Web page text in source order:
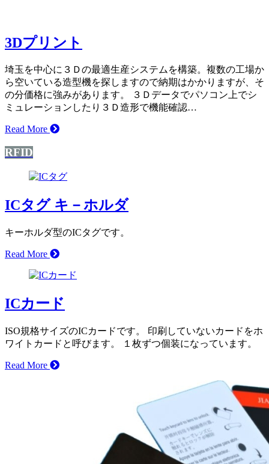
3Dプリント
埼玉を中心に３Ｄの最適生産システムを構築。複数の工場か
ら空いている造型機を探しますので納期はかかりますが、そ
の分価格に強みがあります。 ３Ｄデータでパソコン上でシ
ミュレーションしたり３Ｄ造形で機能確認…
Read More
RFID
ICタグ キ－ホルダ
キーホルダ型のICタグです。
Read More
ICカード
ISO規格サイズのICカードです。 印刷していないカードをホ
ワイトカードと呼びます。 １枚ずつ個装になっています。
Read More